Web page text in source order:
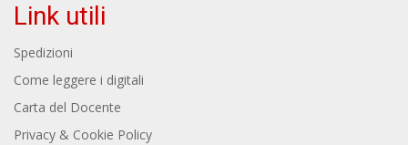
Link utili
Spedizioni
Come leggere i digitali
Carta del Docente
Privacy & Cookie Policy